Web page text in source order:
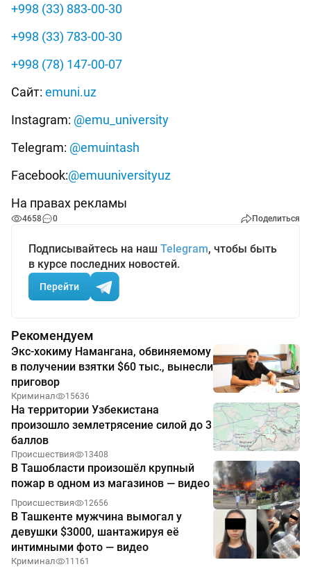
+998 (33) 883-00-30
+998 (33) 783-00-30
+998 (78) 147-00-07
Сайт: emuni.uz
Instagram: @emu_university
Telegram: @emuintash
Facebook:@emuuniversityuz
На правах рекламы
4658 0 Поделиться
Подписывайтесь на наш Telegram, чтобы быть
в курсе последних новостей.
Перейти
Рекомендуем
Экс-хокиму Намангана, обвиняемому
в получении взятки $60 тыс., вынесли
приговор
Криминал 15636
На территории Узбекистана
произошло землетрясение силой до 3
баллов
Происшествия 13408
В Ташобласти произошёл крупный
пожар в одном из магазинов — видео
Происшествия 12656
В Ташкенте мужчина вымогал у
девушки $3000, шантажируя её
интимными фото — видео
Криминал 11161